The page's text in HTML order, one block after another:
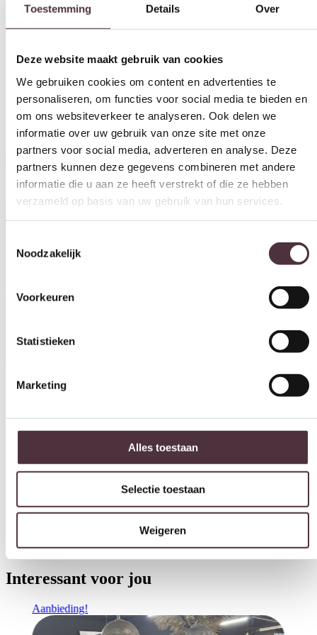
personaliseren, om functies voor social media te bieden en
om ons websiteverkeer te analyseren. Ook delen we
informatie over uw gebruik van onze site met onze
partners voor social media, adverteren en analyse. Deze
partners kunnen deze gegevens combineren met andere
informatie die u aan ze heeft verstrekt of die ze hebben
verzameld op basis van uw gebruik van hun services.
Toestemmingsselectie
Noodzakelijk
Voorkeuren
Selectie toestaan
Weigeren
SHOWMODEL UrbanSofa barstoelen laag set van 2 Olav
De getoonde prijs is de OPHAALPRIJS.
Indien u kiest voor verzending zullen wij zo snel mogelijk contact
met u opnemen voor de bezorgkosten
Oorspronkelijke prijs was: €768,00.
Huidige prijs is: €599,00.
In winkelwagen
Productinformatie
Specificaties
Barstoelen
Merk
op meubelen
Ruim2500m2 showroom
Interessant voor jou
Aanbieding!